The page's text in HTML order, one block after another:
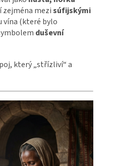
zejména mezisúfijskými
vína (které bylo
duševní
který „střízliví“ a